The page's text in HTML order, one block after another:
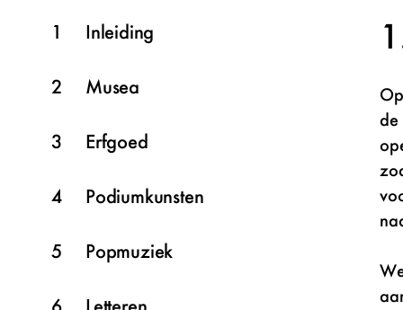
Inhoudsopgave
Inleiding
Musea
Erfgoed
Podiumkunsten
Popmuziek
de